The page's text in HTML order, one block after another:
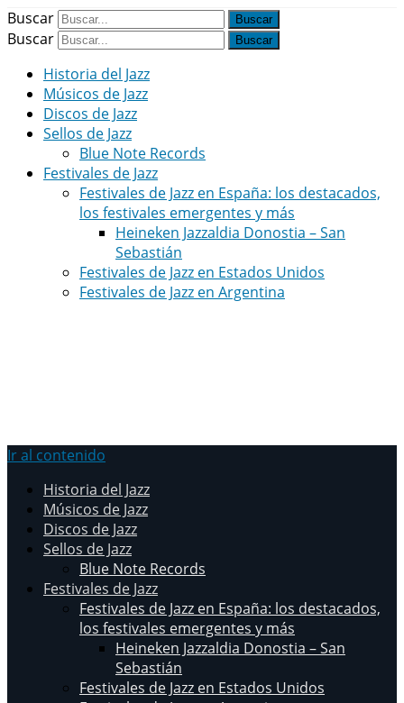
Buscar
Buscar
Historia del Jazz
Músicos de Jazz
Discos de Jazz
Sellos de Jazz
Blue Note Records
Festivales de Jazz
Festivales de Jazz en España: los destacados,
los festivales emergentes y más
Heineken Jazzaldia Donostia – San
Sebastián
Festivales de Jazz en Estados Unidos
Festivales de Jazz en Argentina
Ir al contenido
Historia del Jazz
Músicos de Jazz
Discos de Jazz
Sellos de Jazz
Blue Note Records
Festivales de Jazz
Festivales de Jazz en España: los destacados,
los festivales emergentes y más
Heineken Jazzaldia Donostia – San
Sebastián
Festivales de Jazz en Estados Unidos